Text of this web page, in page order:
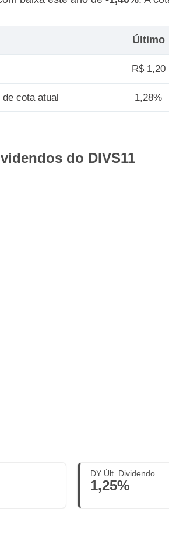
Último
R$ 1,20
cota atual 1,28%
do DIVS11
DY Últ. Dividendo
1,25%